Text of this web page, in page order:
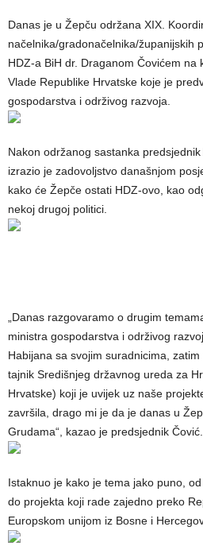
Danas je u Žepču održana XIX.
načelnika/gradonačelnika/županijskih
HDZ-a BiH dr. Draganom Čovićem na
Vlade Republike Hrvatske koje je
gospodarstva i održivog razvoja.
Nakon održanog sastanka
izrazio je zadovoljstvo današnjom
kako će Žepče ostati HDZ-ovo, kao
nekoj drugoj politici.
„Danas razgovaramo o drugim
ministra gospodarstva i održivog
Habijana sa svojim suradnicima,
tajnik Središnjeg državnog ureda za
Hrvatske) koji je uvijek uz naše
završila, drago mi je da je danas u
Grudama“, kazao je predsjednik Čović.
Istaknuo je kako je tema jako puno,
do projekta koji rade zajedno preko
Europskom unijom iz Bosne i